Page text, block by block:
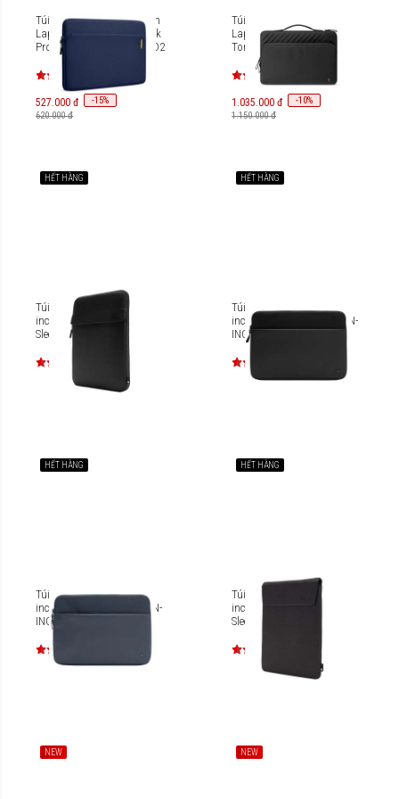
Túi chống sốc Tomtoc Slim
Laptop Sleeve for Macbook
Pro 14 inches M2/M1 A18D2
527.000 đ -15%
620.000 đ
Túi xách chống sốc
Laptop/Macbook 13 inch
Tomtoc Voyage-A24
A24C2D1
1.035.000 đ -10%
1.150.000 đ
HẾT HÀNG
Túi chống sốc Laptop 16-
inch Incase Crosstown
Sleeve IN-INCO400804
HẾT HÀNG
Túi chống sốc Laptop 16
inch Incase A.R.C. Sleeve IN-
INCO400718
HẾT HÀNG
Túi chống sốc Laptop 14
inch Incase A.R.C. Sleeve IN-
INCO400717
HẾT HÀNG
Túi chống sốc Laptop 11-
inch Incase Crosstown
Sleeve IN-INMB100753
NEW NEW